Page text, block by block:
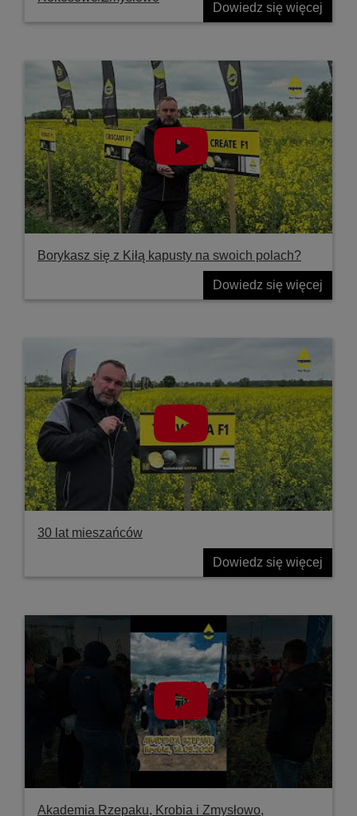
Dowiedz się więcej
Borykasz się z Kiłą kapusty na swoich polach?
Dowiedz się więcej
30 lat mieszańców
Dowiedz się więcej
Akademia Rzepaku, Krobia i Zmysłowo,